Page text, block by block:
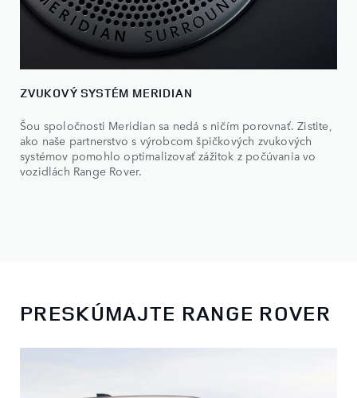
ZVUKOVÝ SYSTÉM MERIDIAN
Šou spoločnosti Meridian sa nedá s ničím porovnať. Zistite,
ako naše partnerstvo s výrobcom špičkových zvukových
systémov pomohlo optimalizovať zážitok z počúvania vo
vozidlách Range Rover.
PRESKÚMAJTE RANGE ROVER